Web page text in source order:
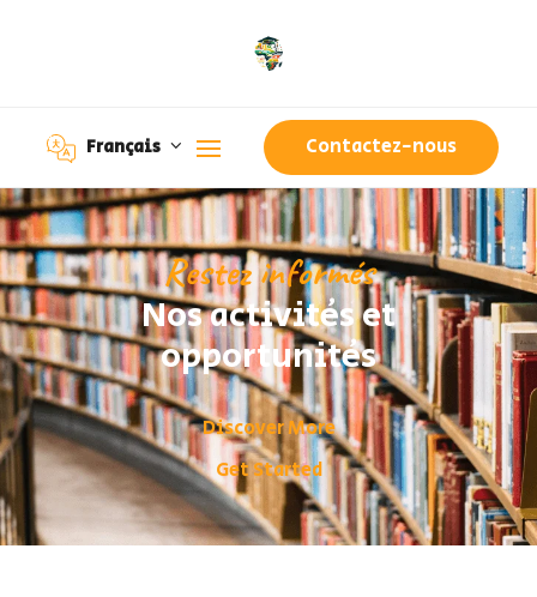
Français Contactez-nous
Restez informés
Nos activités et
opportunités
Discover More
Get Started